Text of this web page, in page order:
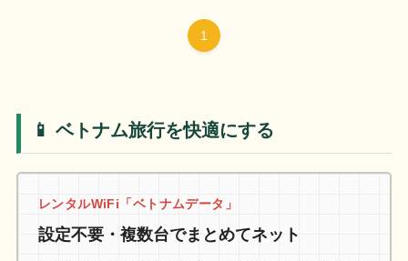
1
📱 ベトナム旅行を快適にする
レンタルWiFi「ベトナムデータ」
設定不要・複数台でまとめてネット